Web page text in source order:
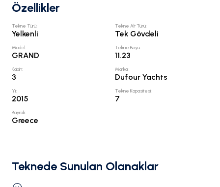
Özellikler
Tekne Türü:
Yelkenli
Tekne Alt Türü:
Tek Gövdeli
Model:
GRAND
Tekne Boyu:
11.23
Kabin:
3
Marka:
Dufour Yachts
Yıl:
2015
Tekne Kapasitesi:
7
Bayrak:
Greece
Teknede Sunulan Olanaklar